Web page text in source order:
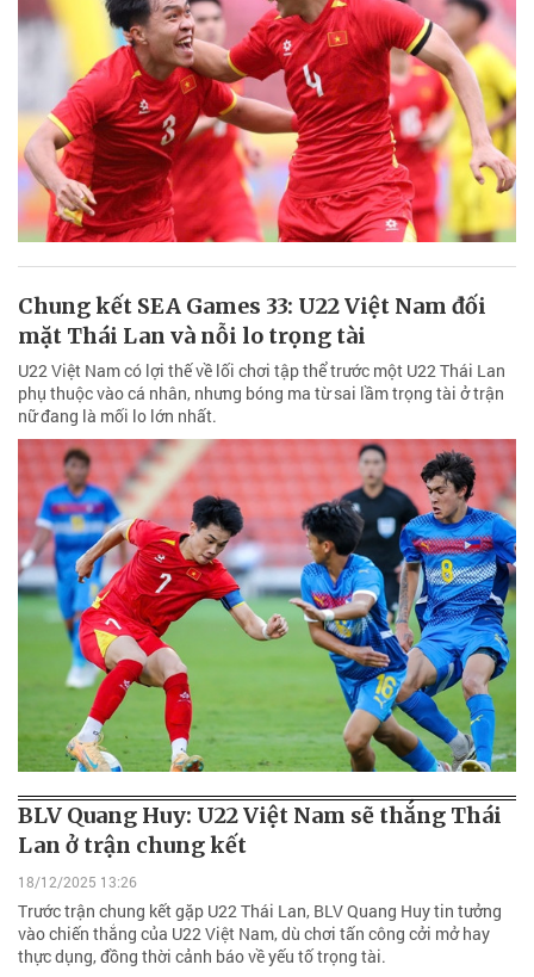
Chung kết SEA Games 33: U22 Việt Nam đối
mặt Thái Lan và nỗi lo trọng tài
U22 Việt Nam có lợi thế về lối chơi tập thể trước một U22 Thái Lan
phụ thuộc vào cá nhân, nhưng bóng ma từ sai lầm trọng tài ở trận
nữ đang là mối lo lớn nhất.
BLV Quang Huy: U22 Việt Nam sẽ thắng Thái
Lan ở trận chung kết
18/12/2025 13:26
Trước trận chung kết gặp U22 Thái Lan, BLV Quang Huy tin tưởng
vào chiến thắng của U22 Việt Nam, dù chơi tấn công cởi mở hay
thực dụng, đồng thời cảnh báo về yếu tố trọng tài.